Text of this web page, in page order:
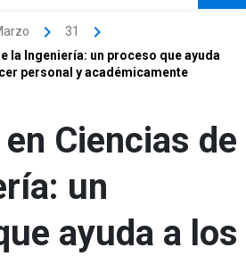
31
la Ingeniería: un proceso que ayuda
personal y académicamente
Ciencias de
un
ayuda a los